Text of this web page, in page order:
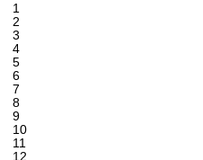
1
2
3
4
5
6
7
8
9
10
11
12